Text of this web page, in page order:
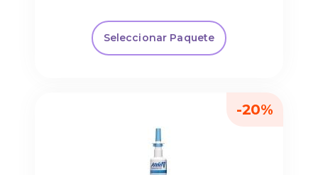
Seleccionar Paquete
-20%